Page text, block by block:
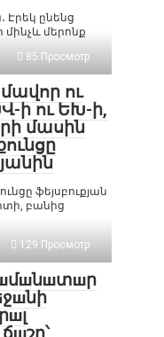
ընենց
մերոնք
85 Просмотр
ու
ի ու ԵԽ-ի,
մասին
ֆեյսբուքյան
բանից
129 Просмотр